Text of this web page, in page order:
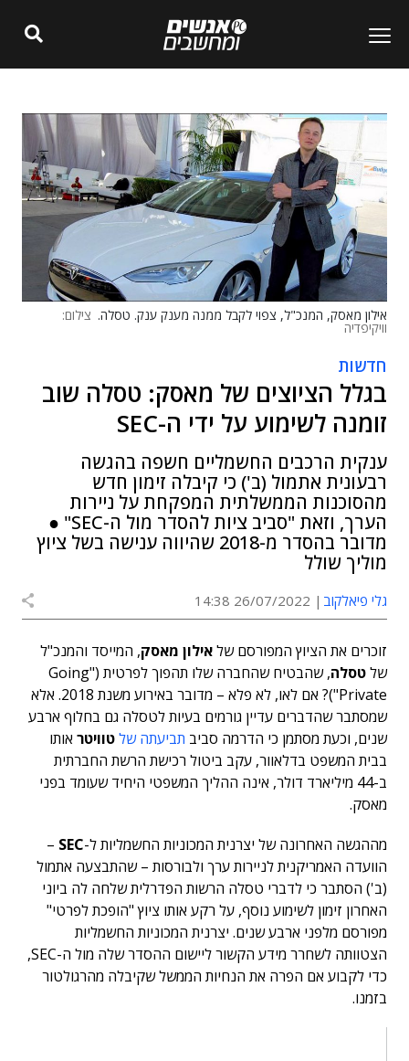
אילון מאסק, המנכ"ל, צפוי לקבל ממנה מענק ענק. טסלה. צילום:
וויקיפדיה
חדשות
בגלל הציוצים של מאסק: טסלה שוב
זומנה לשימוע על ידי ה-SEC
ענקית הרכבים החשמליים חשפה בהגשה
רבעונית אתמול (ב') כי קיבלה זימון חדש
מהסוכנות הממשלתית המפקחת על ניירות
הערך, וזאת "סביב ציות להסדר מול ה-SEC" ●
מדובר בהסדר מ-2018 שהיווה ענישה בשל ציוץ
מוליך שולל
גלי פיאלקוב 26/07/2022 14:38
זוכרים את הציוץ המפורסם שלאילון מאסק, המייסד והמנכ"ל
שלטסלה
, שהבטיח שהחברה שלו תהפוך לפרטית ("Going
Private")? אם לאו, לא פלא – מדובר באירוע משנת 2018. אלא
שמסתבר שהדברים עדיין גורמים בעיות לטסלה גם בחלוף ארבע
שנים, וכעת מסתמן כי הדרמה סביב תביעתה שלטוויטר אותו
בבית המשפט בדלאוור, עקב ביטול רכישת הרשת החברתית
ב-44 מיליארד דולר, אינה ההליך המשפטי היחיד שעומד בפני
מאסק.
מההגשה האחרונה של יצרנית המכוניות החשמליות ל-SEC
–
הוועדה האמריקנית לניירות ערך ולבורסות – שהתבצעה אתמול
(ב') הסתבר כי לדברי טסלה הרשות הפדרלית שלחה לה ביוני
האחרון זימון לשימוע נוסף, על רקע אותו ציוץ "הופכת לפרטי"
מפורסם מלפני ארבע שנים. יצרנית המכוניות החשמליות
הצטוותה לשחרר מידע הקשור ליישום ההסדר שלה מול ה-SEC,
כדי לקבוע אם הפרה את הנחיות הממשל שקיבלה מהרגולטור
בזמנו.